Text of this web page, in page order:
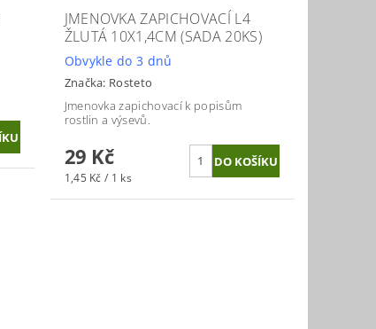
JMENOVKA ZAPICHOVACÍ L4
ŽLUTÁ 10X1,4CM (SADA 20KS)
Obvykle do 3 dnů
Značka: Rosteto
Jmenovka zapichovací k popisům
rostlin a výsevů.
29 Kč
1,45 Kč / 1 ks